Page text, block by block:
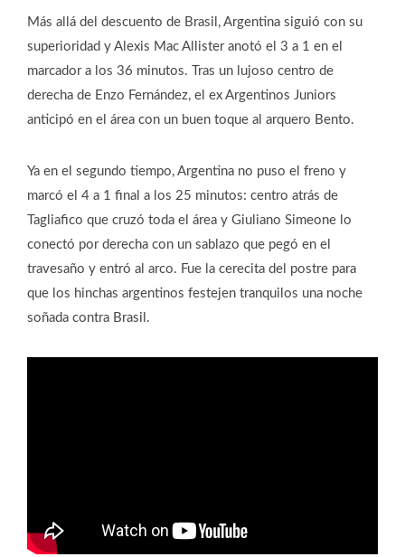
Más allá del descuento de Brasil, Argentina siguió con su
superioridad y Alexis Mac Allister anotó el 3 a 1 en el
marcador a los 36 minutos. Tras un lujoso centro de
derecha de Enzo Fernández, el ex Argentinos Juniors
anticipó en el área con un buen toque al arquero Bento.
Ya en el segundo tiempo, Argentina no puso el freno y
marcó el 4 a 1 final a los 25 minutos: centro atrás de
Tagliafico que cruzó toda el área y Giuliano Simeone lo
conectó por derecha con un sablazo que pegó en el
travesaño y entró al arco. Fue la cerecita del postre para
que los hinchas argentinos festejen tranquilos una noche
soñada contra Brasil.